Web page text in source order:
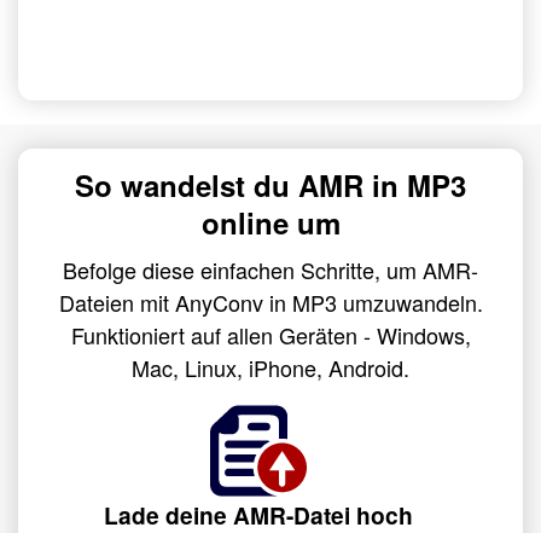
So wandelst du AMR in MP3
online um
Befolge diese einfachen Schritte, um AMR-
Dateien mit AnyConv in MP3 umzuwandeln.
Funktioniert auf allen Geräten - Windows,
Mac, Linux, iPhone, Android.
Lade deine AMR-Datei hoch